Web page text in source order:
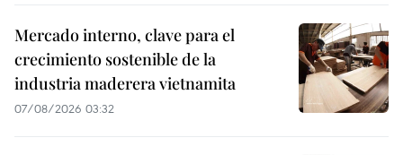
Mercado interno, clave para el
crecimiento sostenible de la
industria maderera vietnamita
07/08/2026 03:32